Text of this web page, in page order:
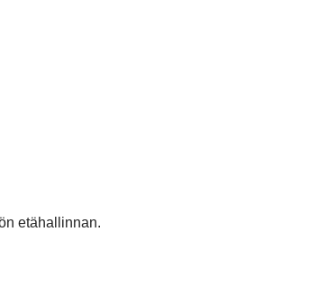
etähallinnan.